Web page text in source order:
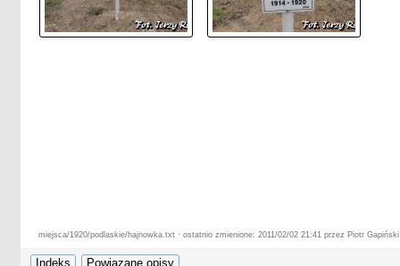
miejsca/1920/podlaskie/hajnowka.txt · ostatnio zmienione: 2011/02/02 21:41 przez Piotr Gapiński